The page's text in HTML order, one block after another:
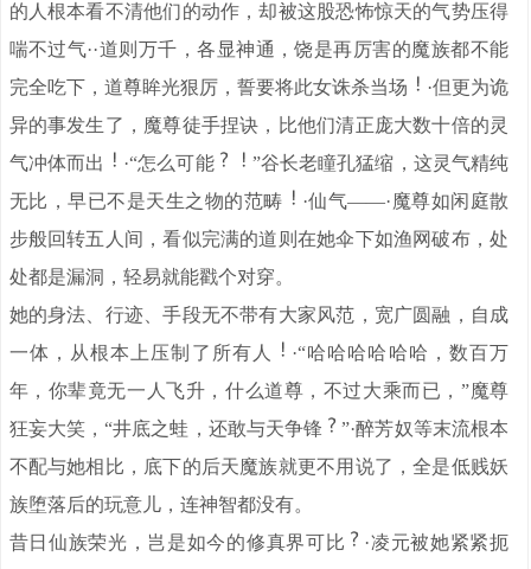
的人根本看不清他们的动作，却被这股恐怖惊天的气势压得
喘不过气··道则万千，各显神通，饶是再厉害的魔族都不能
完全吃下，道尊眸光狠厉，誓要将此女诛杀当场
·但更为诡
异的事发生了，魔尊徒手捏诀，比他们清正庞大数十倍的灵
气冲体而出
·“怎么可能
”谷长老瞳孔猛缩，这灵气精纯
无比，早已不是天生之物的范畴
·仙气——·魔尊如闲庭散
步般回转五人间，看似完满的道则在她伞下如渔网破布，处
处都是漏洞，轻易就能戳个对穿。
她的身法、行迹、手段无不带有大家风范，宽广圆融，自成
一体，从根本上压制了所有人
·“哈哈哈哈哈哈，数百万
年，你辈竟无一人飞升，什么道尊，不过大乘而已，”魔尊
狂妄大笑，“井底之蛙，还敢与天争锋
”·醉芳奴等末流根本
不配与她相比，底下的后天魔族就更不用说了，全是低贱妖
族堕落后的玩意儿，连神智都没有。
昔日仙族荣光，岂是如今的修真界可比
·凌元被她紧紧扼